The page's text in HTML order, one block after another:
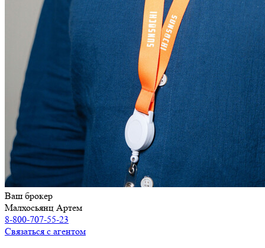
Ваш брокер
Малхосьянц Артем
8-800-707-55-23
Связаться с агентом